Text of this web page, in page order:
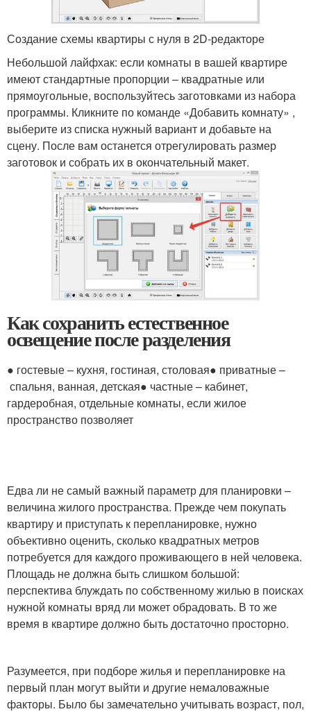
Создание схемы квартиры с нуля в 2D-редакторе
Небольшой лайфхак: если комнаты в вашей квартире
имеют стандартные пропорции – квадратные или
прямоугольные, воспользуйтесь заготовками из набора
программы. Кликните по команде «Добавить комнату» ,
выберите из списка нужный вариант и добавьте на
сцену. После вам останется отрегулировать размер
заготовок и собрать их в окончательный макет.
Как сохранить естественное
освещение после разделения
● гостевые – кухня, гостиная, столовая● приватные –
спальня, ванная, детская● частные – кабинет,
гардеробная, отдельные комнаты, если жилое
пространство позволяет
Едва ли не самый важный параметр для планировки –
величина жилого пространства. Прежде чем покупать
квартиру и приступать к перепланировке, нужно
объективно оценить, сколько квадратных метров
потребуется для каждого проживающего в ней человека.
Площадь не должна быть слишком большой:
перспектива блуждать по собственному жилью в поисках
нужной комнаты вряд ли может обрадовать. В то же
время в квартире должно быть достаточно просторно.
Разумеется, при подборе жилья и перепланировке на
первый план могут выйти и другие немаловажные
факторы. Было бы замечательно учитывать возраст, пол,